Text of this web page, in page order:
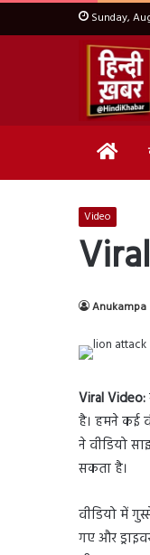
Sunday,
Home
Video
Anukampa
Viral Video:
है। हमने कई
ने वीडियो
सकता है।
वीडियो में
गए और